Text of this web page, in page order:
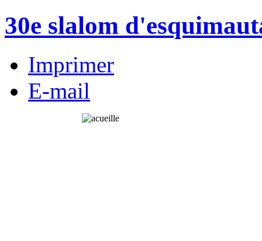
30e slalom
Imprimer
E-mail